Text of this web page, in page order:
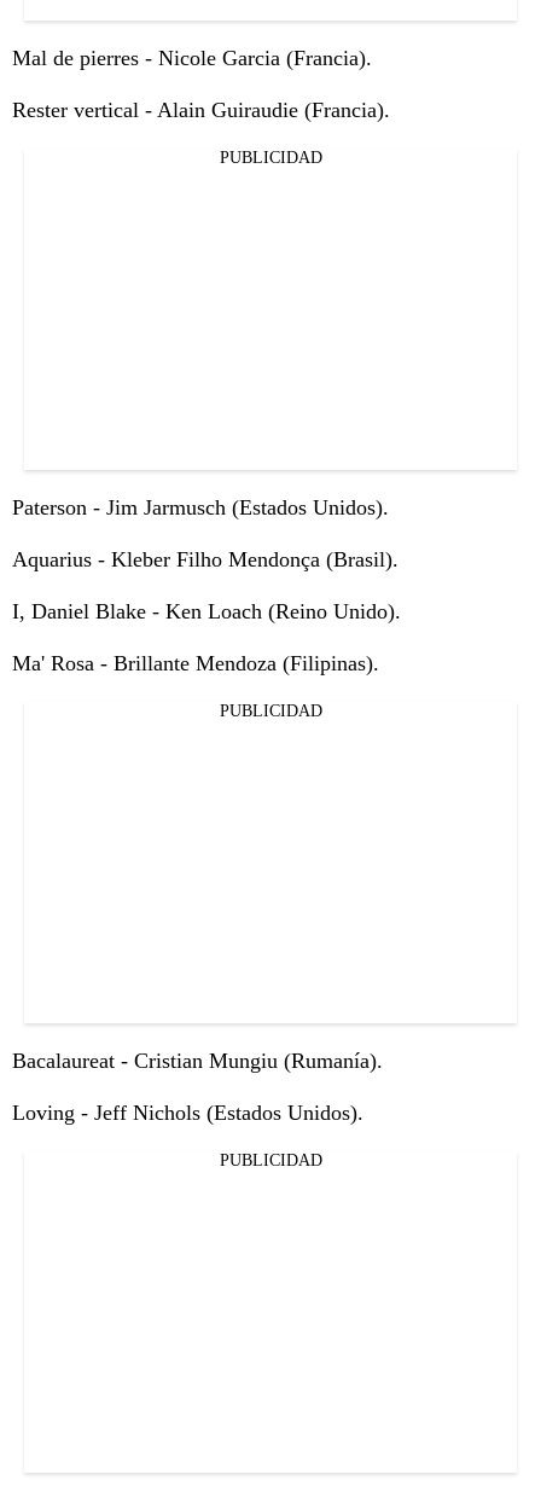
Mal de pierres - Nicole Garcia (Francia).
Rester vertical - Alain Guiraudie (Francia).
PUBLICIDAD
Paterson - Jim Jarmusch (Estados Unidos).
Aquarius - Kleber Filho Mendonça (Brasil).
I, Daniel Blake - Ken Loach (Reino Unido).
Ma' Rosa - Brillante Mendoza (Filipinas).
PUBLICIDAD
Bacalaureat - Cristian Mungiu (Rumanía).
Loving - Jeff Nichols (Estados Unidos).
PUBLICIDAD